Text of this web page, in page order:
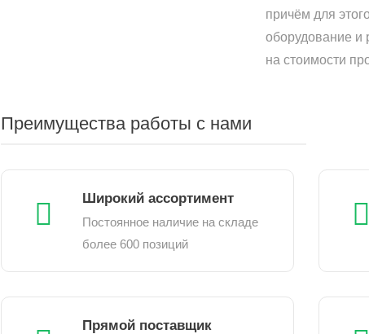
причём для
оборудование и
на стоимости
Преимущества работы с нами
Широкий ассортимент
Постоянное наличие на складе
более 600 позиций
Прямой поставщик